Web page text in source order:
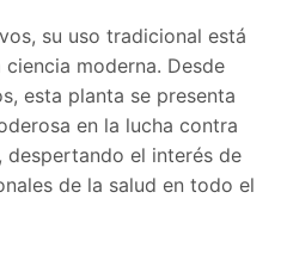
su uso tradicional está
moderna. Desde
esta planta se presenta
en la lucha contra
despertando el interés de
de la salud en todo el